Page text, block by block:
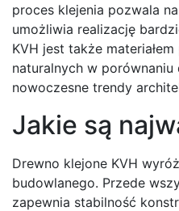
proces klejenia pozwala
umożliwia realizację
KVH jest także
naturalnych w
nowoczesne trendy
Jakie są
Drewno klejone KVH
budowlanego. Przede
zapewnia stabilność